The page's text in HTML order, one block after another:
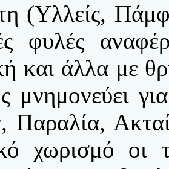
(Υλλείς,
φυλές
και άλλα με
μνημονεύει
Παραλία,
χωρισμό οι